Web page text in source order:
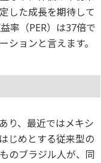
した成長を期待して
率（PER）は37倍で
ョンと言えます。
り、最近ではメキシ
じめとする従来型の
のブラジル人が、同